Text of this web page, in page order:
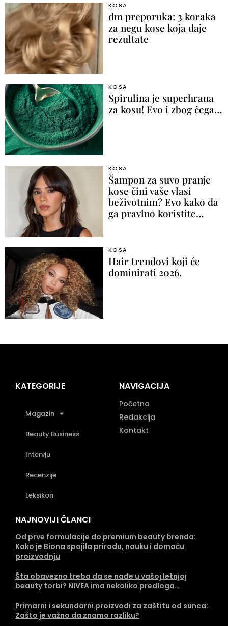
KOSA
dm preporuka: 3 koraka
za negu kose koja daje
rezultate
KOSA
Spirulina je superhrana
za kosu! Evo i zbog čega…
KOSA
Šampon za suvo pranje
kose čini vaše vlasi
beživotnim? Evo kako da
ga pravlno koristite…
KOSA
Hair trendovi koji će
dominirati 2026.
KATEGORIJE
Magazin
Beauty Business
Intervju
Recenzije
Leksikon
NAVIGACIJA
Početna
Redakcija
Kontakt
NAJNOVIJI ČLANCI
Od prve formulacije do premium beauty brenda:
Kako je Biona spojila prirodu, nauku i domaću
proizvodnju
Šta obavezno treba da se nađe u vašoj letnjoj
beauty torbi? NIVEA ima nekoliko predloga…
Primarni i sekundarni proizvodi za zaštitu od sunca:
Zašto je važno da znamo razliku?